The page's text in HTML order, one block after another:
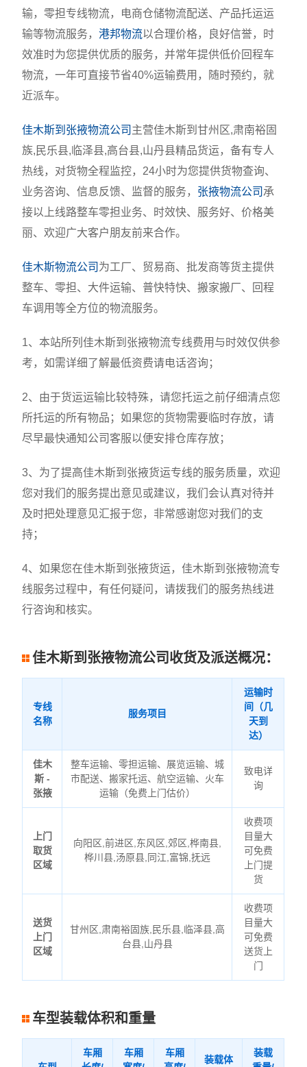
输，零担专线物流，电商仓储物流配送、产品托运运
输等物流服务，港邦物流以合理价格，良好信誉，时
效准时为您提供优质的服务，并常年提供低价回程车
物流，一年可直接节省40%运输费用，随时预约，就
近派车。
佳木斯到张掖物流公司 主营佳木斯到甘州区,肃南裕固
族,民乐县,临泽县,高台县,山丹县精品货运，备有专人
热线，对货物全程监控，24小时为您提供货物查询、
业务咨询、信息反馈、监督的服务， 张掖物流公司 承
接以上线路整车零担业务、时效快、服务好、价格美
丽、欢迎广大客户朋友前来合作。
佳木斯物流公司 为工厂、贸易商、批发商等货主提供
整车、零担、大件运输、普快特快、搬家搬厂、回程
车调用等全方位的物流服务。
1、本站所列佳木斯到张掖物流专线费用与时效仅供参
考，如需详细了解最低资费请电话咨询；
2、由于货运运输比较特殊，请您托运之前仔细清点您
所托运的所有物品；如果您的货物需要临时存放，请
尽早最快通知公司客服以便安排仓库存放；
3、为了提高佳木斯到张掖货运专线的服务质量，欢迎
您对我们的服务提出意见或建议，我们会认真对待并
及时把处理意见汇报于您，非常感谢您对我们的支
持；
4、如果您在佳木斯到张掖货运，佳木斯到张掖物流专
线服务过程中，有任何疑问，请拨我们的服务热线进
行咨询和核实。
佳木斯到张掖物流公司收货及派送概况：
专线
名称
服务项目
运输时
间（几
天到
达）
佳木
斯 -
张掖
整车运输、零担运输、展览运输、城
市配送、搬家托运、航空运输、火车
运输（免费上门估价）
致电详
询
上门
取货
区域
向阳区,前进区,东风区,郊区,桦南县,
桦川县,汤原县,同江,富锦,抚远
收费项
目量大
可免费
上门提
货
送货
上门
区域
甘州区,肃南裕固族,民乐县,临泽县,高
台县,山丹县
收费项
目量大
可免费
送货上
门
车型装载体积和重量
车厢
车厢
车厢
装载体
装载